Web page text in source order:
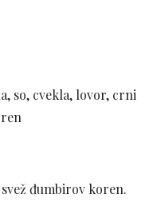
so, cvekla, lovor, crni
đumbirov koren.